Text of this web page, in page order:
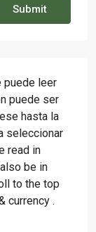
Submit
leer
puede ser
hasta la
seleccionar
read in
be in
to the top
currency .